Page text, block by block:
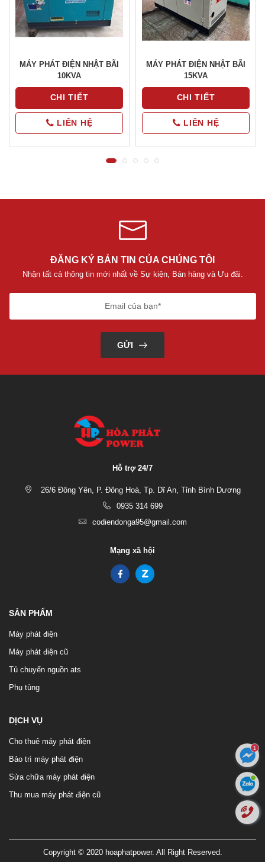
MÁY PHÁT ĐIỆN NHẬT BÃI
10KVA
CHI TIẾT
LIÊN HỆ
MÁY PHÁT ĐIỆN NHẬT BÃI
15KVA
CHI TIẾT
LIÊN HỆ
ĐĂNG KÝ BẢN TIN CỦA CHÚNG TÔI
Nhận tất cả thông tin mới nhất về Sự kiện, Bán hàng và Ưu đãi.
GỬI
Hỗ trợ 24/7
26/6 Đông Yên, P. Đông Hoà, Tp. Dĩ An, Tỉnh Bình Dương
0935 314 699
codiendonga95@gmail.com
Mạng xã hội
SẢN PHẨM
Máy phát điện
Máy phát điện cũ
Tủ chuyển nguồn ats
Phụ tùng
DỊCH VỤ
Cho thuê máy phát điện
Bảo trì máy phát điện
Sửa chữa máy phát điện
Thu mua máy phát điện cũ
Copyright © 2020 hoaphatpower. All Right Reserved.
1